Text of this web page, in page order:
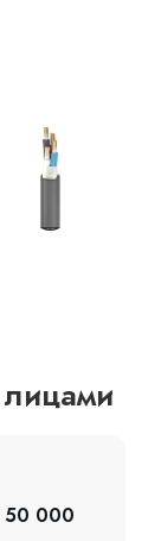
Кабели
изоляцией
50 000